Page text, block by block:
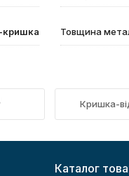
кришка Товщина
Кришка-
Каталог